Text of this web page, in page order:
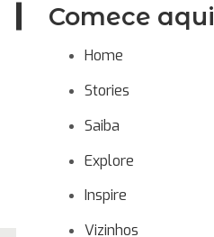
Comece aqui
Home
Stories
Saiba
Explore
Inspire
Vizinhos